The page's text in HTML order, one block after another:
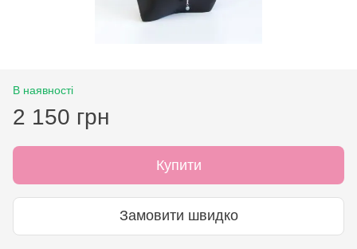
В наявності
2 150 грн
Купити
Замовити швидко